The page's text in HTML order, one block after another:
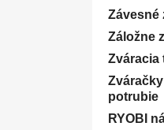
Závesné
Záložne
Zváracia
potrubie
RYOBI